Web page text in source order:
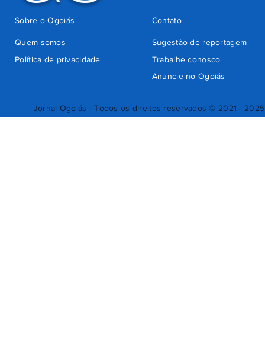
Jornal Ogoiás - Todos os direitos reservados © 2021 - 2025
Quem somos
Sugestão de reportagem
Trabalhe conosco
Política de privacidade
Anuncie no Ogoiás
Contato
Sobre o Ogoiás